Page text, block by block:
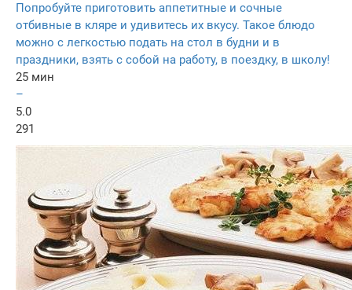
Попробуйте приготовить аппетитные и сочные
отбивные в кляре и удивитесь их вкусу. Такое блюдо
можно с легкостью подать на стол в будни и в
праздники, взять с собой на работу, в поездку, в школу!
25 мин
–
5.0
291